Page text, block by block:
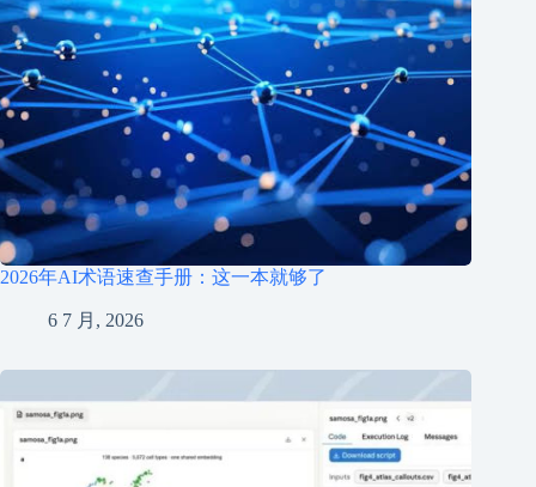
2026年AI术语速查手册：这一本就够了
6 7 月, 2026